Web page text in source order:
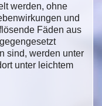
werden, ohne
und
Fäden aus
sind, werden unter
unter leichtem